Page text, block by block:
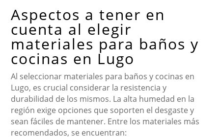
Aspectos a tener en
cuenta al elegir
materiales para baños y
cocinas en Lugo
Al seleccionar materiales para baños y cocinas en
Lugo, es crucial considerar la resistencia y
durabilidad de los mismos. La alta humedad en la
región exige opciones que soporten el desgaste y
sean fáciles de mantener. Entre los materiales más
recomendados, se encuentran: